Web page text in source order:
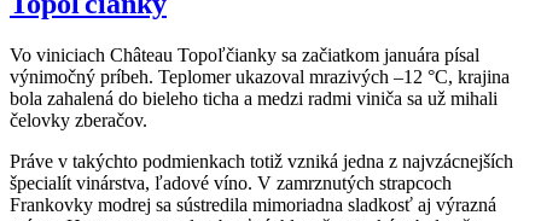
Vo viniciach Château Topoľčianky sa začiatkom januára písal
výnimočný príbeh. Teplomer ukazoval mrazivých –12 °C, krajina
bola zahalená do bieleho ticha a medzi radmi viniča sa už mihali
čelovky zberačov.
Práve v takýchto podmienkach totiž vzniká jedna z najvzácnejších
špecialít vinárstva, ľadové víno. V zamrznutých strapcoch
Frankovky modrej sa sústredila mimoriadna sladkosť aj výrazná